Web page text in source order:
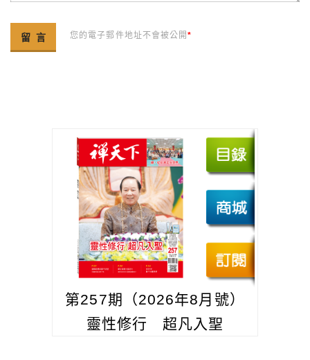
您的電子郵件地址不會被公開*
第257期（2026年8月號）
靈性修行 超凡入聖